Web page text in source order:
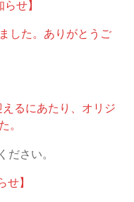
せ】
した。ありがとうご
るにあたり、オリジ
。
ださい。
せ】